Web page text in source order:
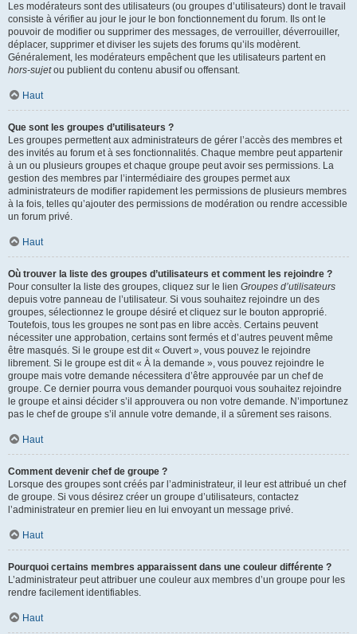
Les modérateurs sont des utilisateurs (ou groupes d’utilisateurs) dont le travail
consiste à vérifier au jour le jour le bon fonctionnement du forum. Ils ont le
pouvoir de modifier ou supprimer des messages, de verrouiller, déverrouiller,
déplacer, supprimer et diviser les sujets des forums qu’ils modèrent.
Généralement, les modérateurs empêchent que les utilisateurs partent en
hors-sujetou publient du contenu abusif ou offensant.
Haut
Que sont les groupes d’utilisateurs ?
Les groupes permettent aux administrateurs de gérer l’accès des membres et
des invités au forum et à ses fonctionnalités. Chaque membre peut appartenir
à un ou plusieurs groupes et chaque groupe peut avoir ses permissions. La
gestion des membres par l’intermédiaire des groupes permet aux
administrateurs de modifier rapidement les permissions de plusieurs membres
à la fois, telles qu’ajouter des permissions de modération ou rendre accessible
un forum privé.
Haut
Où trouver la liste des groupes d’utilisateurs et comment les rejoindre ?
Pour consulter la liste des groupes, cliquez sur le lien Groupes d’utilisateurs
depuis votre panneau de l’utilisateur. Si vous souhaitez rejoindre un des
groupes, sélectionnez le groupe désiré et cliquez sur le bouton approprié.
Toutefois, tous les groupes ne sont pas en libre accès. Certains peuvent
nécessiter une approbation, certains sont fermés et d’autres peuvent même
être masqués. Si le groupe est dit « Ouvert », vous pouvez le rejoindre
librement. Si le groupe est dit « À la demande », vous pouvez rejoindre le
groupe mais votre demande nécessitera d’être approuvée par un chef de
groupe. Ce dernier pourra vous demander pourquoi vous souhaitez rejoindre
le groupe et ainsi décider s’il approuvera ou non votre demande. N’importunez
pas le chef de groupe s’il annule votre demande, il a sûrement ses raisons.
Haut
Comment devenir chef de groupe ?
Lorsque des groupes sont créés par l’administrateur, il leur est attribué un chef
de groupe. Si vous désirez créer un groupe d’utilisateurs, contactez
l’administrateur en premier lieu en lui envoyant un message privé.
Haut
Pourquoi certains membres apparaissent dans une couleur différente ?
L’administrateur peut attribuer une couleur aux membres d’un groupe pour les
rendre facilement identifiables.
Haut